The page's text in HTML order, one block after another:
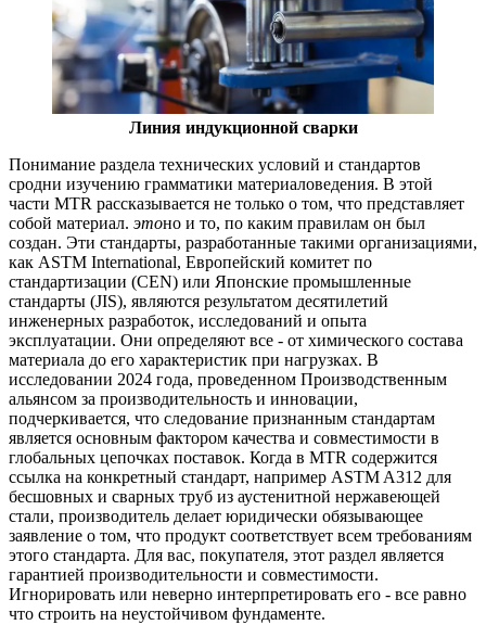
Линия индукционной сварки
Понимание раздела технических условий и стандартов
сродни изучению грамматики материаловедения. В этой
части MTR рассказывается не только о том, что представляет
собой материал. этоно и то, по каким правилам он был
создан. Эти стандарты, разработанные такими организациями,
как ASTM International, Европейский комитет по
стандартизации (CEN) или Японские промышленные
стандарты (JIS), являются результатом десятилетий
инженерных разработок, исследований и опыта
эксплуатации. Они определяют все - от химического состава
материала до его характеристик при нагрузках. В
исследовании 2024 года, проведенном Производственным
альянсом за производительность и инновации,
подчеркивается, что следование признанным стандартам
является основным фактором качества и совместимости в
глобальных цепочках поставок. Когда в MTR содержится
ссылка на конкретный стандарт, например ASTM A312 для
бесшовных и сварных труб из аустенитной нержавеющей
стали, производитель делает юридически обязывающее
заявление о том, что продукт соответствует всем требованиям
этого стандарта. Для вас, покупателя, этот раздел является
гарантией производительности и совместимости.
Игнорировать или неверно интерпретировать его - все равно
что строить на неустойчивом фундаменте.